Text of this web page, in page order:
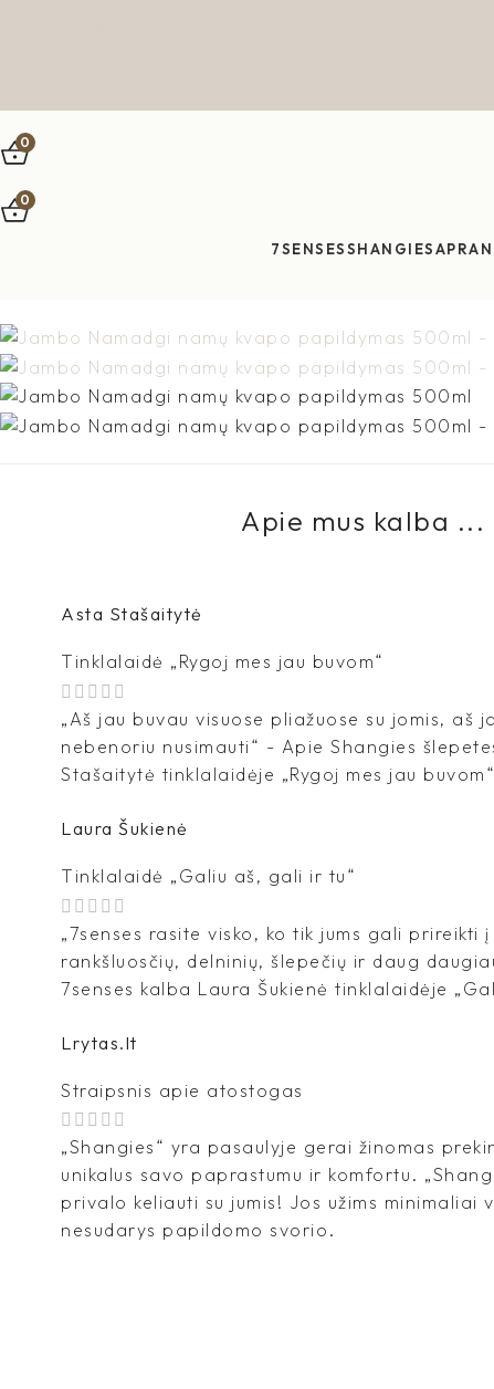
0
0
7SENSESSHANGIES
Apie mus kalba ...
Asta Stašaitytė
Tinklalaidė „Rygoj mes jau buvom“
„Aš jau buvau visuose pliažuose su jomis, aš
nebenoriu nusimauti“ - Apie Shangies
Stašaitytė tinklalaidėje „Rygoj mes jau buvom“
Laura Šukienė
Tinklalaidė „Galiu aš, gali ir tu“
„7senses rasite visko, ko tik jums gali prireikti
rankšluosčių, delninių, šlepečių ir daug
7senses kalba Laura Šukienė tinklalaidėje
Lrytas.lt
Straipsnis apie atostogas
„Shangies“ yra pasaulyje gerai žinomas
unikalus savo paprastumu ir komfortu.
privalo keliauti su jumis! Jos užims minimaliai
nesudarys papildomo svorio.